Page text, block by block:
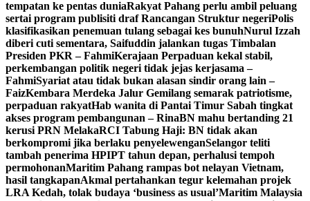
tempatan ke pentas duniaRakyat Pahang perlu ambil peluang
sertai program publisiti draf Rancangan Struktur negeriPolis
klasifikasikan penemuan tulang sebagai kes bunuhNurul Izzah
diberi cuti sementara, Saifuddin jalankan tugas Timbalan
Presiden PKR – FahmiKerajaan Perpaduan kekal stabil,
perkembangan politik negeri tidak jejas kerjasama –
FahmiSyariat atau tidak bukan alasan sindir orang lain –
FaizKembara Merdeka Jalur Gemilang semarak patriotisme,
perpaduan rakyatHab wanita di Pantai Timur Sabah tingkat
akses program pembangunan – RinaBN mahu bertanding 21
kerusi PRN MelakaRCI Tabung Haji: BN tidak akan
berkompromi jika berlaku penyelewenganSelangor teliti
tambah penerima HPIPT tahun depan, perhalusi tempoh
permohonanMaritim Pahang rampas bot nelayan Vietnam,
hasil tangkapanAkmal pertahankan tegur kelemahan projek
LRA Kedah, tolak budaya ‘business as usual’Maritim Malaysia